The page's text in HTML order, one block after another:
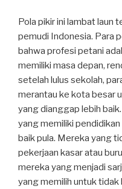
Pola pikir ini lambat laun
pemudi Indonesia. Para
bahwa profesi petani
memiliki masa depan,
setelah lulus sekolah,
merantau ke kota besar
yang dianggap lebih
yang memiliki
baik pula. Mereka yang
pekerjaan kasar atau
mereka yang menjadi
yang memilih untuk